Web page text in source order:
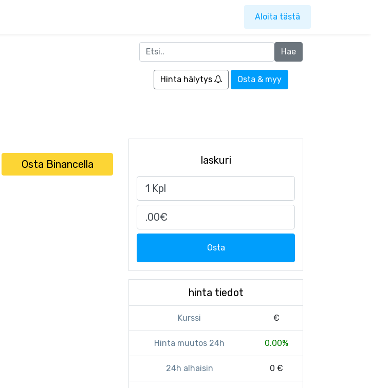
Aloita tästä
Hinta hälytys Osta & myy
Osta Binancella laskuri
Osta
hinta tiedot
Kurssi €
Hinta muutos 24h 0.00%
24h alhaisin 0 €